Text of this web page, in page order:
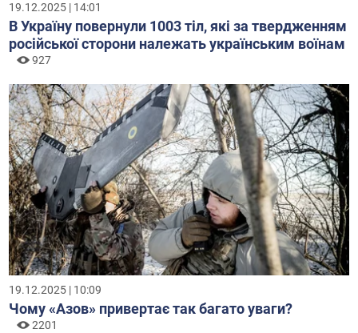
19.12.2025 | 14:01
В Україну повернули 1003 тіл, які за твердженням
російської сторони належать українським воїнам
927
19.12.2025 | 10:09
Чому «Азов» привертає так багато уваги?
2201